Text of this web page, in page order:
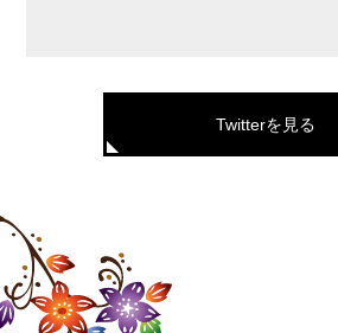
Twitterを見る